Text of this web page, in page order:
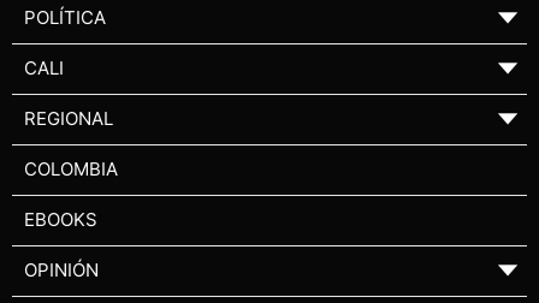
POLÍTICA ▼
CALI ▼
REGIONAL ▼
COLOMBIA
EBOOKS
OPINIÓN ▼